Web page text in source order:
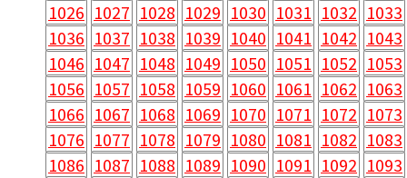
1026 1027 1028 1029 1030 1031 1032 1033
1036 1037 1038 1039 1040 1041 1042 1043
1046 1047 1048 1049 1050 1051 1052 1053
1056 1057 1058 1059 1060 1061 1062 1063
1066 1067 1068 1069 1070 1071 1072 1073
1076 1077 1078 1079 1080 1081 1082 1083
1086 1087 1088 1089 1090 1091 1092 1093